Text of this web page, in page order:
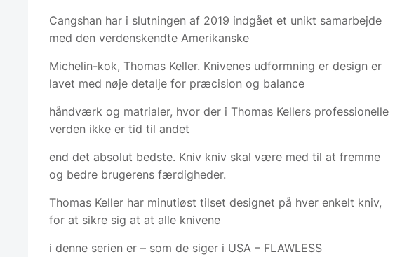
Cangshan har i slutningen af 2019 indgået et unikt samarbejde
med den verdenskendte Amerikanske
Michelin-kok, Thomas Keller. Knivenes udformning er design er
lavet med nøje detalje for præcision og balance
håndværk og matrialer, hvor der i Thomas Kellers professionelle
verden ikke er tid til andet
end det absolut bedste. Kniv kniv skal være med til at fremme
og bedre brugerens færdigheder.
Thomas Keller har minutiøst tilset designet på hver enkelt kniv,
for at sikre sig at at alle knivene
i denne serien er – som de siger i USA – FLAWLESS